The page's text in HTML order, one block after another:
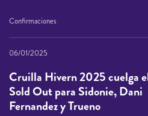
Confirmaciones
06/01/2025
Cruilla Hivern 2025 cuelga
Sold Out para Sidonie, Dani
Fernandez y Trueno